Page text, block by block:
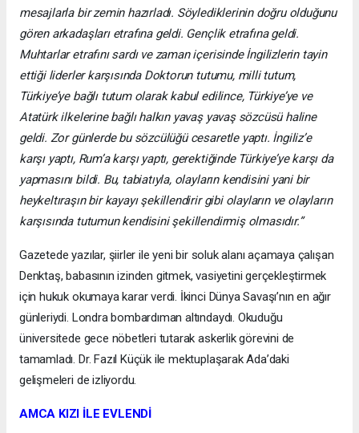
mesajlarla bir zemin hazırladı. Söylediklerinin doğru olduğunu
gören arkadaşları etrafına geldi. Gençlik etrafına geldi.
Muhtarlar etrafını sardı ve zaman içerisinde İngilizlerin tayin
ettiği liderler karşısında Doktorun tutumu, milli tutum,
Türkiye’ye bağlı tutum olarak kabul edilince, Türkiye’ye ve
Atatürk ilkelerine bağlı halkın yavaş yavaş sözcüsü haline
geldi. Zor günlerde bu sözcülüğü cesaretle yaptı. İngiliz’e
karşı yaptı, Rum’a karşı yaptı, gerektiğinde Türkiye’ye karşı da
yapmasını bildi. Bu, tabiatıyla, olayların kendisini yani bir
heykeltıraşın bir kayayı şekillendirir gibi olayların ve olayların
karşısında tutumun kendisini şekillendirmiş olmasıdır.”
Gazetede yazılar, şiirler ile yeni bir soluk alanı açamaya çalışan
Denktaş, babasının izinden gitmek, vasiyetini gerçekleştirmek
için hukuk okumaya karar verdi. İkinci Dünya Savaşı’nın en ağır
günleriydi. Londra bombardıman altındaydı. Okuduğu
üniversitede gece nöbetleri tutarak askerlik görevini de
tamamladı. Dr. Fazıl Küçük ile mektuplaşarak Ada’daki
gelişmeleri de izliyordu.
AMCA KIZI İLE EVLENDİ